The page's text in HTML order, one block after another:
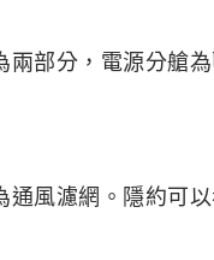
部分，電源分艙為
風濾網。隱約可